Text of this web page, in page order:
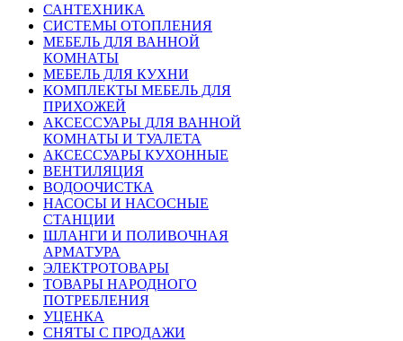
САНТЕХНИКА
СИСТЕМЫ ОТОПЛЕНИЯ
МЕБЕЛЬ ДЛЯ ВАННОЙ
КОМНАТЫ
МЕБЕЛЬ ДЛЯ КУХНИ
КОМПЛЕКТЫ МЕБЕЛЬ ДЛЯ
ПРИХОЖЕЙ
АКСЕССУАРЫ ДЛЯ ВАННОЙ
КОМНАТЫ И ТУАЛЕТА
АКСЕССУАРЫ КУХОННЫЕ
ВЕНТИЛЯЦИЯ
ВОДООЧИСТКА
НАСОСЫ И НАСОСНЫЕ
СТАНЦИИ
ШЛАНГИ И ПОЛИВОЧНАЯ
АРМАТУРА
ЭЛЕКТРОТОВАРЫ
ТОВАРЫ НАРОДНОГО
ПОТРЕБЛЕНИЯ
УЦЕНКА
СНЯТЫ С ПРОДАЖИ